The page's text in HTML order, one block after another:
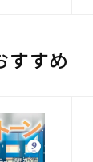
すすめ